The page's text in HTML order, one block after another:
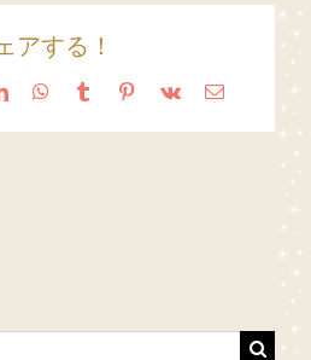
アする！
LinkedInWhatsApp
TumblrPinterest
Vk Email